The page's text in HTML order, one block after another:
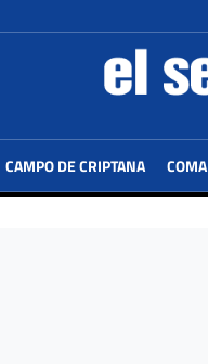
CAMPO DE CRIPTANA